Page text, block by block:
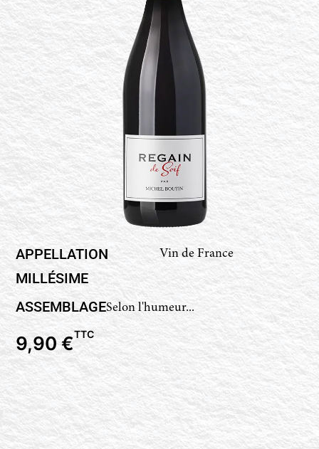
APPELLATION Vin de France
MILLÉSIME
ASSEMBLAGESelon l'humeur...
9,90€TTC